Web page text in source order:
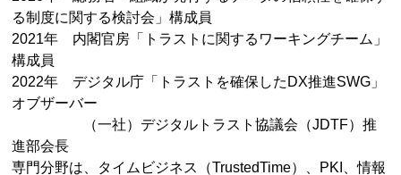
る制度に関する検討会」構成員
2021年 内閣官房「トラストに関するワーキングチーム」
構成員
2022年 デジタル庁「トラストを確保したDX推進SWG」
オブザーバー
（一社）デジタルトラスト協議会（JDTF）推
進部会長
専門分野は、タイムビジネス（TrustedTime）、PKI、情報